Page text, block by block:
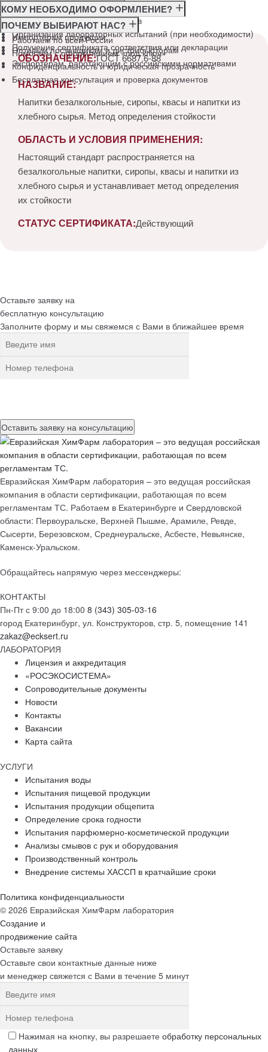
Консультация по требованиям ГОСТ
Подготовка и подача документов
Организация лабораторных испытаний (при необходимости)
Получение сертификата соответствия или декларации
КОМУ НЕОБХОДИМО ОФОРМЛЕНИЕ?
Производителям
Импортёрам продукции
Оптовым поставщикам и дистрибьюторам
Экспортёрам, работающим с российскими нормативами
ПОЧЕМУ ВЫБИРАЮТ НАС?
Работаем по всей России
Помогаем с оформлением «под ключ»
Конфиденциальность и юридическая прозрачность
Бесплатная консультация и проверка документов
ОБОЗНАЧЕНИЕ:ГОСТ 6687.6-88
НАЗВАНИЕ:
Напитки безалкогольные, сиропы, квасы и напитки из
хлебного сырья. Метод определения стойкости
ОБЛАСТЬ И УСЛОВИЯ ПРИМЕНЕНИЯ:
Настоящий стандарт распространяется на
безалкогольные напитки, сиропы, квасы и напитки из
хлебного сырья и устанавливает метод определения
их стойкости
СТАТУС СЕРТИФИКАТА:Действующий
Оставьте заявку на
бесплатную консультацию
Заполните форму и мы свяжемся с Вами в ближайшее время
Евразийская ХимФарм лаборатория – это ведущая российская
компания в области сертификации, работающая по всем
регламентам ТС. Работаем в Екатеринбурге и Свердловской
области: Первоуральске, Верхней Пышме, Арамиле, Ревде,
Сысерти, Березовском, Среднеуральске, Асбесте, Невьянске,
Каменск-Уральском.
Обращайтесь напрямую через мессенджеры:
КОНТАКТЫ
Пн-Пт с 9:00 до 18:00 8 (343) 305-03-16
город Екатеринбург, ул. Конструкторов, стр. 5, помещение 141
zakaz@ecksert.ru
ЛАБОРАТОРИЯ
Лицензия и аккредитация
«РОСЭКОСИСТЕМА»
Сопроводительные документы
Новости
Контакты
Вакансии
Карта сайта
УСЛУГИ
Испытания воды
Испытания пищевой продукции
Испытания продукции общепита
Определение срока годности
Испытания парфюмерно-косметической продукции
Анализы смывов с рук и оборудования
Производственный контроль
Внедрение системы ХАССП в кратчайшие сроки
Политика конфиденциальности
© 2026 Евразийская ХимФарм лаборатория
Создание и
продвижение сайта
Оставьте заявку
Оставьте свои контактные данные ниже
и менеджер свяжется с Вами в течение 5 минут
Нажимая на кнопку, вы разрешаете обработку персональных
данных